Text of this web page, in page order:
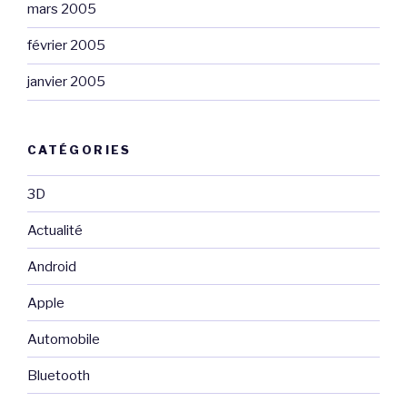
mars 2005
février 2005
janvier 2005
CATÉGORIES
3D
Actualité
Android
Apple
Automobile
Bluetooth